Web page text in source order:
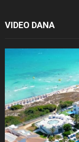
VIDEO DANA